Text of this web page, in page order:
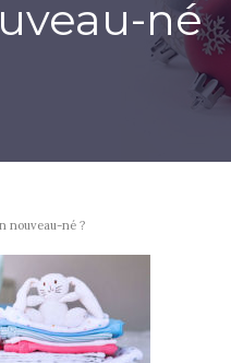
né
nouveau-né ?